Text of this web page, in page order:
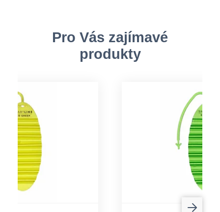
Pro Vás zajímavé
produkty